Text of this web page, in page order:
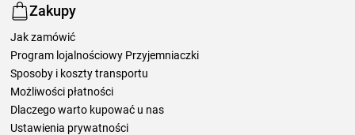
Zakupy
Jak zamówić
Program lojalnościowy Przyjemniaczki
Sposoby i koszty transportu
Możliwości płatności
Dlaczego warto kupować u nas
Ustawienia prywatności